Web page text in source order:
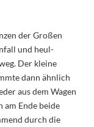
der Großen
und heul-
Der kleine
dann ähnlich
aus dem Wagen
am Ende beide
durch die